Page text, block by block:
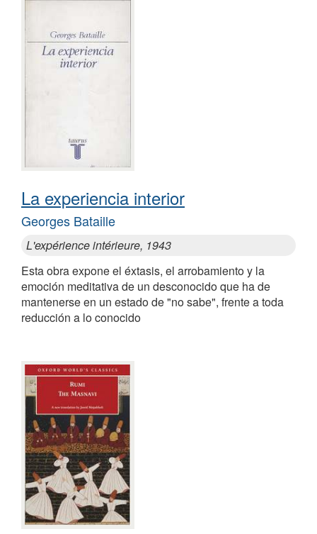
La experiencia interior
Georges Bataille
L'expérience intérieure, 1943
Esta obra expone el éxtasis, el arrobamiento y la
emoción meditativa de un desconocido que ha de
mantenerse en un estado de "no sabe", frente a toda
reducción a lo conocido